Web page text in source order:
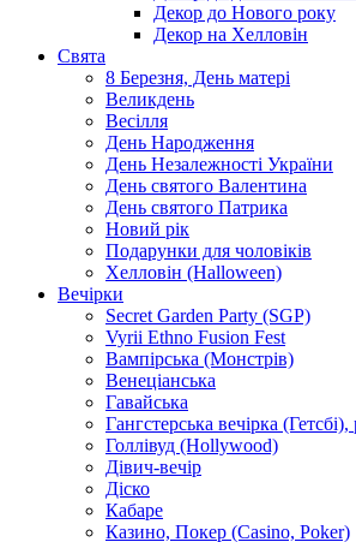
Декор до Нового року
Декор на Хелловін
Свята
8 Березня, День матері
Великдень
Весілля
День Народження
День Незалежності України
День святого Валентина
День святого Патрика
Новий рік
Подарунки для чоловіків
Хелловін (Halloween)
Вечірки
Secret Garden Party (SGP)
Vyrii Ethno Fusion Fest
Вампірська (Монстрів)
Венеціанська
Гавайська
Гангстерська вечірка (Гетсбі),
Голлівуд (Hollywood)
Дівич-вечір
Діско
Кабаре
Казино, Покер (Casino, Poker)